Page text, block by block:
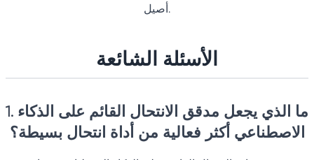
أصيل.
الأسئلة الشائعة
1. ما الذي يجعل مدقق الانتحال القائم على الذكاء
الاصطناعي أكثر فعالية من أداة انتحال بسيطة؟